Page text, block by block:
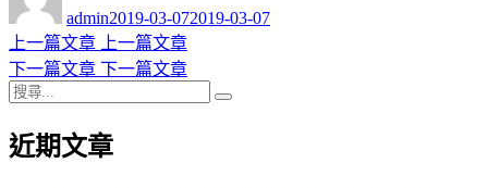
admin佈
日
期:
2019-03-072019-03-07
文
章
導
覽
上一篇文章
上
一
章:
上一篇文章
下一篇文章 下
文
下一篇文章
搜
關
近期文章